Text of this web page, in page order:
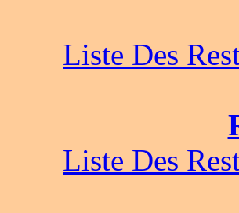
Liste Des
Liste Des